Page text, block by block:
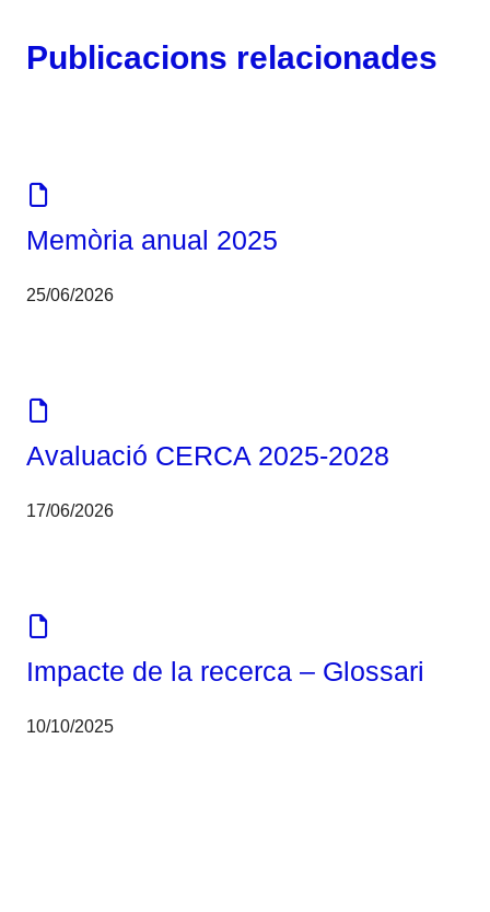
Publicacions relacionades
Memòria anual 2025
25/06/2026
Avaluació CERCA 2025-2028
17/06/2026
Impacte de la recerca – Glossari
10/10/2025